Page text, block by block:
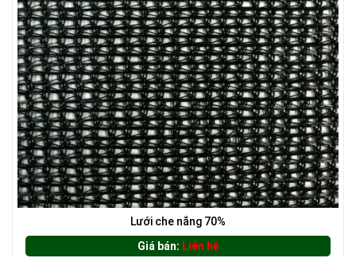
LƯỚI HÀNG RÀO HÌNH VUÔNG
Lưới che nắng 70%
Giá bán: Liên hệ